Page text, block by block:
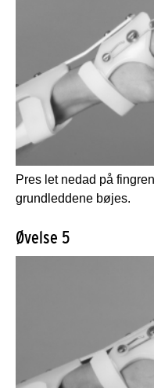
Pres let nedad på
grundleddene bøjes.
Øvelse 5